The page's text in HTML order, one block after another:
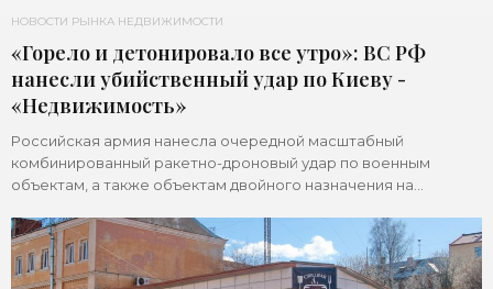
НОВОСТИ РЫНКА НЕДВИЖИМОСТИ
«Горело и детонировало все утро»: ВС РФ
нанесли убийственный удар по Киеву -
«Недвижимость»
Российская армия нанесла очередной масштабный
комбинированный ракетно-дроновый удар по военным
объектам, а также объектам двойного назначения на